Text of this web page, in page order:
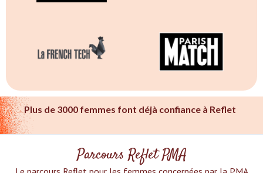
Plus de 3000 femmes font déjà confiance à Reflet
Parcours Reflet PMA